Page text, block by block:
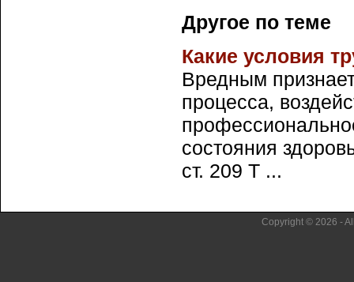
Другое по теме
Какие условия
Вредным
процесса,
состояния
ст. 209 Т ...
Copyright © 2026 -